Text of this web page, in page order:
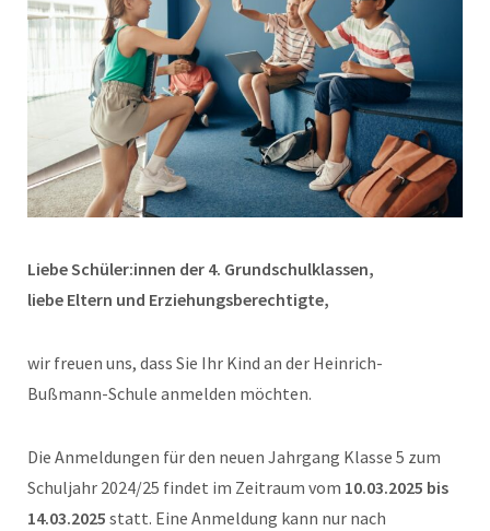
Liebe Schüler:innen der 4. Grundschulklassen,
liebe Eltern und Erziehungsberechtigte,
wir freuen uns, dass Sie Ihr Kind an der Heinrich-
Bußmann-Schule anmelden möchten.
Die Anmeldungen für den neuen Jahrgang Klasse 5 zum
Schuljahr 2024/25 findet im Zeitraum vom 10.03.2025 bis
14.03.2025 statt. Eine Anmeldung kann nur nach